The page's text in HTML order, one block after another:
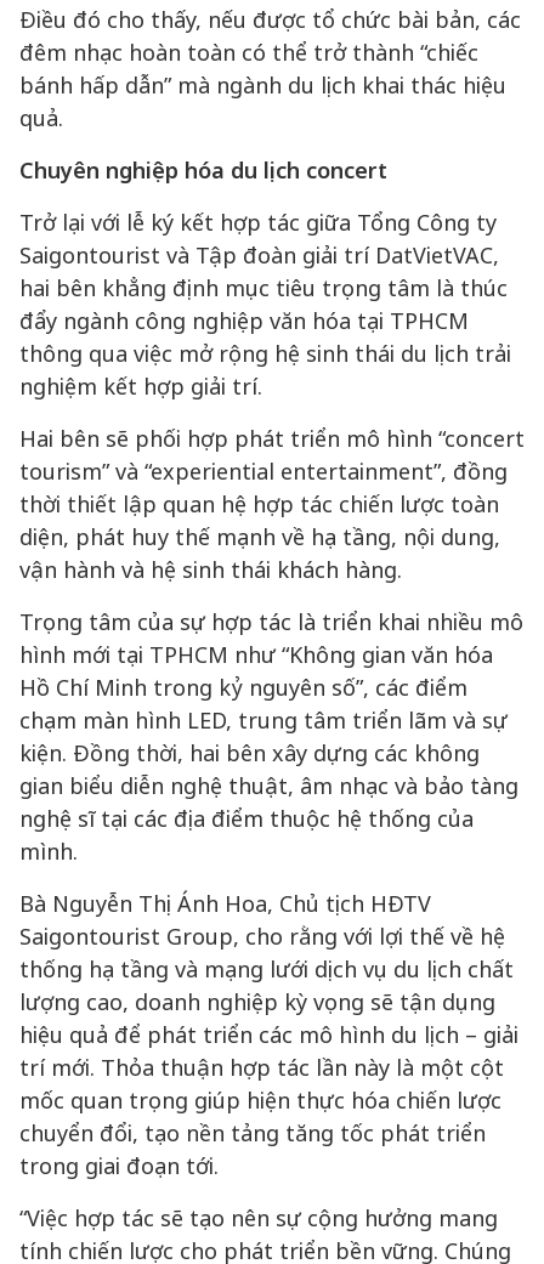
Điều đó cho thấy, nếu được tổ chức bài bản, các
đêm nhạc hoàn toàn có thể trở thành “chiếc
bánh hấp dẫn” mà ngành du lịch khai thác hiệu
quả.
Chuyên nghiệp hóa du lịch concert
Trở lại với lễ ký kết hợp tác giữa Tổng Công ty
Saigontourist và Tập đoàn giải trí DatVietVAC,
hai bên khẳng định mục tiêu trọng tâm là thúc
đẩy ngành công nghiệp văn hóa tại TPHCM
thông qua việc mở rộng hệ sinh thái du lịch trải
nghiệm kết hợp giải trí.
Hai bên sẽ phối hợp phát triển mô hình “concert
tourism” và “experiential entertainment”, đồng
thời thiết lập quan hệ hợp tác chiến lược toàn
diện, phát huy thế mạnh về hạ tầng, nội dung,
vận hành và hệ sinh thái khách hàng.
Trọng tâm của sự hợp tác là triển khai nhiều mô
hình mới tại TPHCM như “Không gian văn hóa
Hồ Chí Minh trong kỷ nguyên số”, các điểm
chạm màn hình LED, trung tâm triển lãm và sự
kiện. Đồng thời, hai bên xây dựng các không
gian biểu diễn nghệ thuật, âm nhạc và bảo tàng
nghệ sĩ tại các địa điểm thuộc hệ thống của
mình.
Bà Nguyễn Thị Ánh Hoa, Chủ tịch HĐTV
Saigontourist Group, cho rằng với lợi thế về hệ
thống hạ tầng và mạng lưới dịch vụ du lịch chất
lượng cao, doanh nghiệp kỳ vọng sẽ tận dụng
hiệu quả để phát triển các mô hình du lịch – giải
trí mới. Thỏa thuận hợp tác lần này là một cột
mốc quan trọng giúp hiện thực hóa chiến lược
chuyển đổi, tạo nền tảng tăng tốc phát triển
trong giai đoạn tới.
“Việc hợp tác sẽ tạo nên sự cộng hưởng mang
tính chiến lược cho phát triển bền vững. Chúng